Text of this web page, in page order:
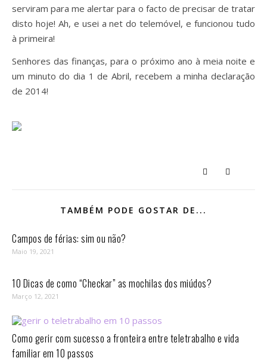
serviram para me alertar para o facto de precisar de tratar
disto hoje! Ah, e usei a net do telemóvel, e funcionou tudo
à primeira!
Senhores das finanças, para o próximo ano à meia noite e
um minuto do dia 1 de Abril, recebem a minha declaração
de 2014!
TAMBÉM PODE GOSTAR DE...
Campos de férias: sim ou não?
Maio 19, 2021
10 Dicas de como “Checkar” as mochilas dos miúdos?
Março 12, 2021
Como gerir com sucesso a fronteira entre teletrabalho e vida
familiar em 10 passos⁣